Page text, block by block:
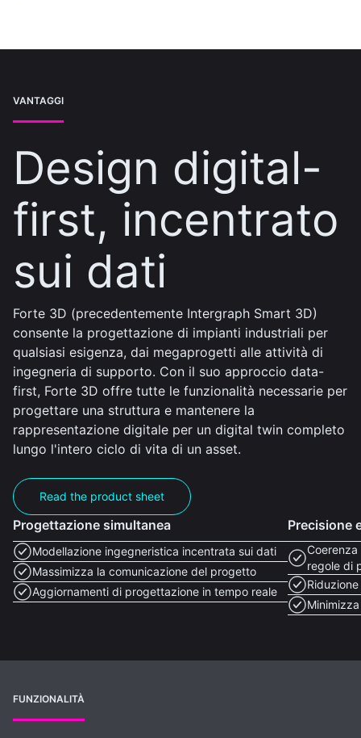
VANTAGGI
Design digital-
first, incentrato
sui dati
Forte 3D (precedentemente Intergraph Smart 3D)
consente la progettazione di impianti industriali per
qualsiasi esigenza, dai megaprogetti alle attività di
ingegneria di supporto. Con il suo approccio data-
first, Forte 3D offre tutte le funzionalità necessarie per
progettare una struttura e mantenere la
rappresentazione digitale per un digital twin completo
lungo l'intero ciclo di vita di un asset.
Read the product sheet
Progettazione simultanea
Modellazione ingegneristica incentrata sui dati
Massimizza la comunicazione del progetto
Aggiornamenti di progettazione in tempo reale
Precisione
regole di
FUNZIONALITÀ